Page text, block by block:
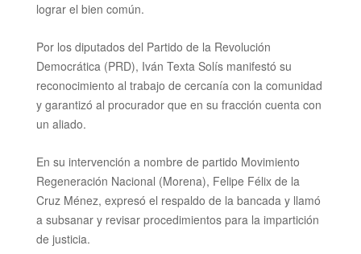
lograr el bien común.
Por los diputados del Partido de la Revolución
Democrática (PRD), Iván Texta Solís manifestó su
reconocimiento al trabajo de cercanía con la comunidad
y garantizó al procuradorque en su fracción cuenta con
un aliado.
En su intervención a nombre de partido Movimiento
Regeneración Nacional (Morena), Felipe Félix de la
Cruz Ménez, expresó el respaldo de la bancada y llamó
a subsanar y revisar procedimientos para la impartición
de justicia.